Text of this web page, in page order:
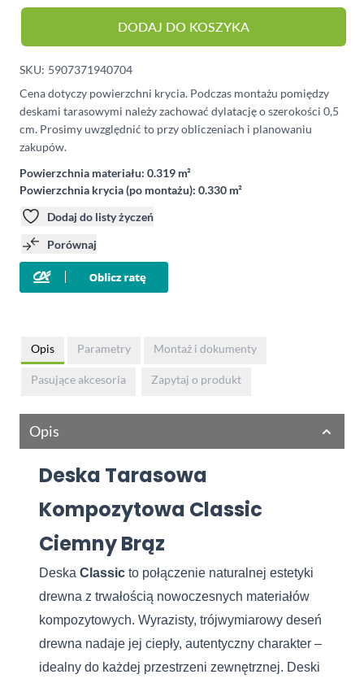
DODAJ DO KOSZYKA
SKU: 5907371940704
Cena dotyczy powierzchni krycia. Podczas montażu pomiędzy
deskami tarasowymi należy zachować dylatację o szerokości 0,5
cm. Prosimy uwzględnić to przy obliczeniach i planowaniu
zakupów.
Powierzchnia materiału: 0.319 m²
Powierzchnia krycia (po montażu): 0.330 m²
Dodaj do listy życzeń
Porównaj
Opis Parametry Montaż i dokumenty
Pasujące akcesoria Zapytaj o produkt
Opis
Deska Tarasowa
Kompozytowa Classic
Ciemny Brąz
Deska Classic to połączenie naturalnej estetyki
drewna z trwałością nowoczesnych materiałów
kompozytowych. Wyrazisty, trójwymiarowy deseń
drewna nadaje jej ciepły, autentyczny charakter –
idealny do każdej przestrzeni zewnętrznej. Deski